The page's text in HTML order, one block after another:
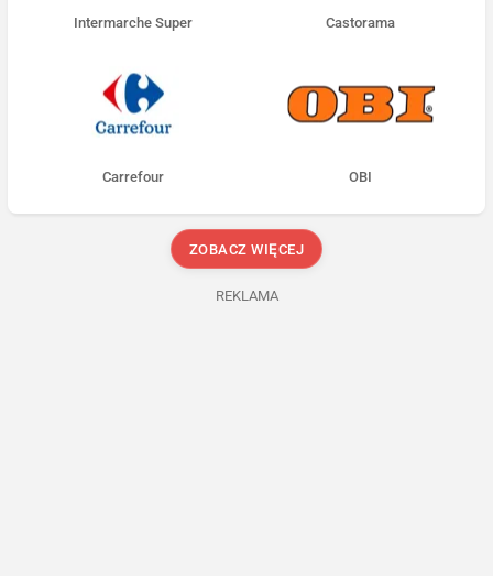
Intermarche Super Castorama
Carrefour OBI
ZOBACZ WIĘCEJ
REKLAMA